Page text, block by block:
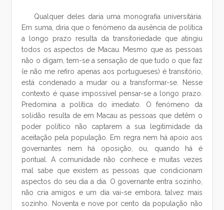
Qualquer deles daria uma monografia universitária.
Em suma, diria que o fenómeno da ausência de política
a longo prazo resulta da transitoriedade que atingiu
todos os aspectos de Macau. Mesmo que as pessoas
não o digam, tem-se a sensação de que tudo o que faz
(e não me refiro apenas aos portugueses) é transitório,
está condenado a mudar ou a transformar-se. Nesse
contexto é quase impossível pensar-se a longo prazo.
Predomina a política do imediato. O fenómeno da
solidão resulta de em Macau as pessoas que detêm o
poder político não captarem a sua legitimidade da
aceitação pela população. Em regra nem há apoio aos
governantes nem há oposição, ou, quando há é
pontual. A comunidade não conhece e muitas vezes
mal sabe que existem as pessoas que condicionam
aspectos do seu dia a dia. O governante entra sozinho,
não cria amigos e um dia vai-se embora, talvez mais
sozinho. Noventa e nove por cento da população não